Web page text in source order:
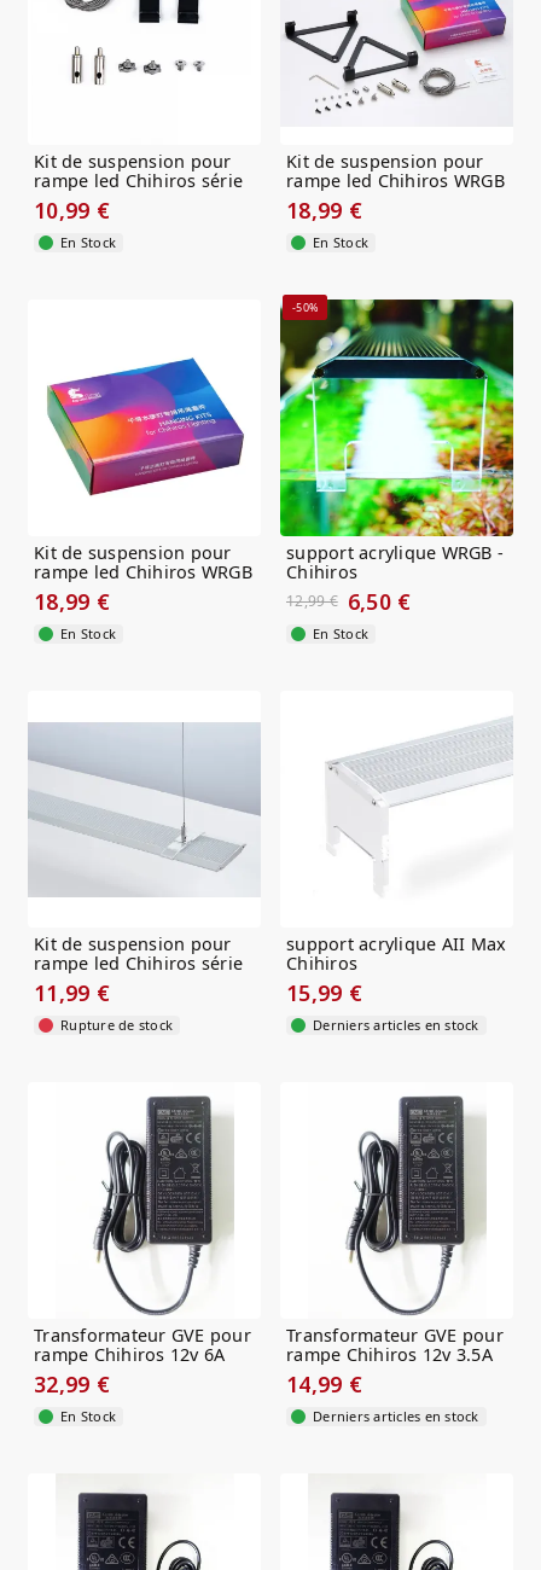
Kit de suspension pour
rampe led Chihiros série
AII
10,99 €
En Stock
Kit de suspension pour
rampe led Chihiros WRGB
Pro
18,99 €
En Stock
Kit de suspension pour
rampe led Chihiros WRGB
Slim
18,99 €
En Stock
-50%
support acrylique WRGB -
Chihiros
12,99 € 6,50 €
En Stock
Kit de suspension pour
rampe led Chihiros série
AII Max
11,99 €
Rupture de stock
support acrylique AII Max
Chihiros
15,99 €
Derniers articles en stock
Transformateur GVE pour
rampe Chihiros 12v 6A
32,99 €
En Stock
Transformateur GVE pour
rampe Chihiros 12v 3.5A
14,99 €
Derniers articles en stock